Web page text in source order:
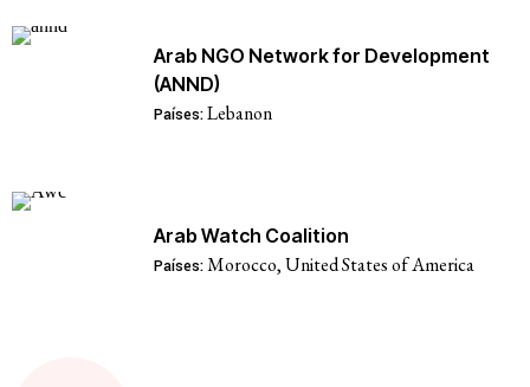
Arab NGO Network for Development
(ANND)
Países:Lebanon
Arab Watch Coalition
Países:Morocco,United States of America